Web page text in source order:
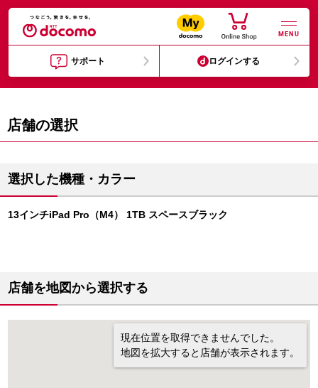
MENU
サポート ログインする
店舗の選択
選択した機種・カラー
13インチiPad Pro（M4） 1TB スペースブラック
店舗を地図から選択する
現在位置を取得できませんでした。
地図を拡大すると店舗が表示されます。